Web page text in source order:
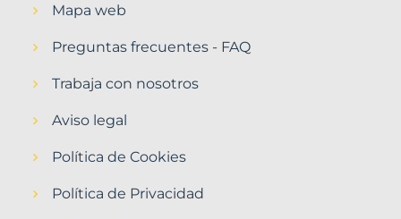
Mapa web
Preguntas frecuentes - FAQ
Trabaja con nosotros
Aviso legal
Política de Cookies
Política de Privacidad